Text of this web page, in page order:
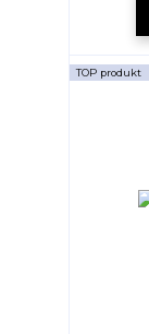
TOP produkt